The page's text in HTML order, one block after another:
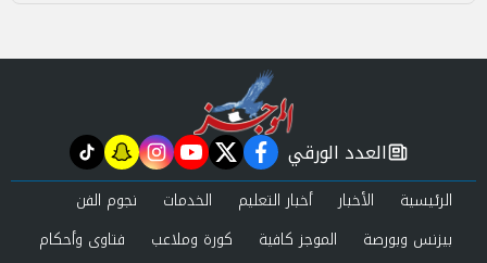
newspaper
العدد الورقي facebook
twitter
youtube
instagram
snapchat
tiktok
الرئيسية الأخبار أخبار التعليم الخدمات
نجوم الفن
بيزنس وبورصة
الموجز كافية كورة وملاعب
فتاوى وأحكام